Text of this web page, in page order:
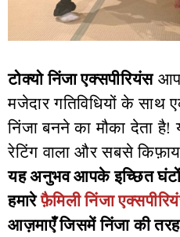
टोक्यो निंजा एक्सपीरियंस
मजेदार गतिविधियों के साथ
निंजा बनने का मौका देता
रेटिंग वाला और सबसे
यह अनुभव आपके इच्छित घंटों
हमारेफ़ैमिली निंजा
आज़माएँ जिसमें निंजा की तरह